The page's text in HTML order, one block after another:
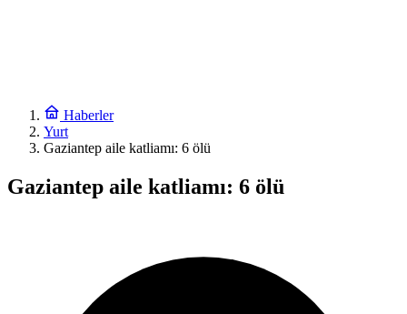
Haberler
Yurt
Gaziantep aile katliamı: 6 ölü
Gaziantep aile katliamı: 6 ölü